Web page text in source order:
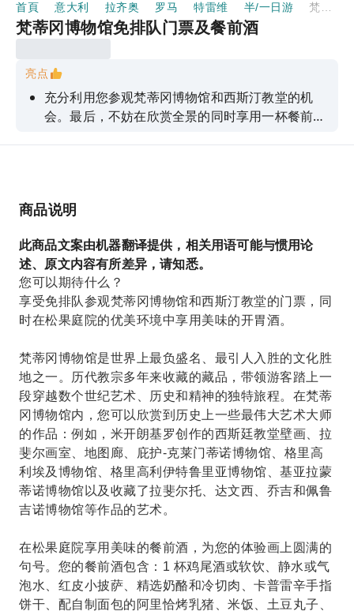
首頁 意大利 拉齐奥 罗马 特雷维 半/一日游
梵蒂冈博物馆免排队门票及餐前酒
亮点
充分利用您参观梵蒂冈博物馆和西斯汀教堂的机
会。最后，不妨在欣赏全景的同时享用一杯餐前
商品说明
此商品文案由机器翻译提供，相关用语可能与惯用论
述、原文内容有所差异，请知悉。
您可以期待什么？
享受免排队参观梵蒂冈博物馆和西斯汀教堂的门票，同
时在松果庭院的优美环境中享用美味的开胃酒。
梵蒂冈博物馆是世界上最负盛名、最引人入胜的文化胜
地之一。历代教宗多年来收藏的藏品，带领游客踏上一
段穿越数个世纪艺术、历史和精神的独特旅程。在梵蒂
冈博物馆内，您可以欣赏到历史上一些最伟大艺术大师
的作品：例如，米开朗基罗创作的西斯廷教堂壁画、拉
斐尔画室、地图廊、庇护-克莱门蒂诺博物馆、格里高
利埃及博物馆、格里高利伊特鲁里亚博物馆、基亚拉蒙
蒂诺博物馆以及收藏了拉斐尔托、达文西、乔吉和佩鲁
吉诺博物馆等作品的艺术。
在松果庭院享用美味的餐前酒，为您的体验画上圆满的
句号。您的餐前酒包含：1 杯鸡尾酒或软饮、静水或气
泡水、红皮小披萨、精选奶酪和冷切肉、卡普雷辛手指
饼干、配自制面包的阿里恰烤乳猪、米饭、土豆丸子、